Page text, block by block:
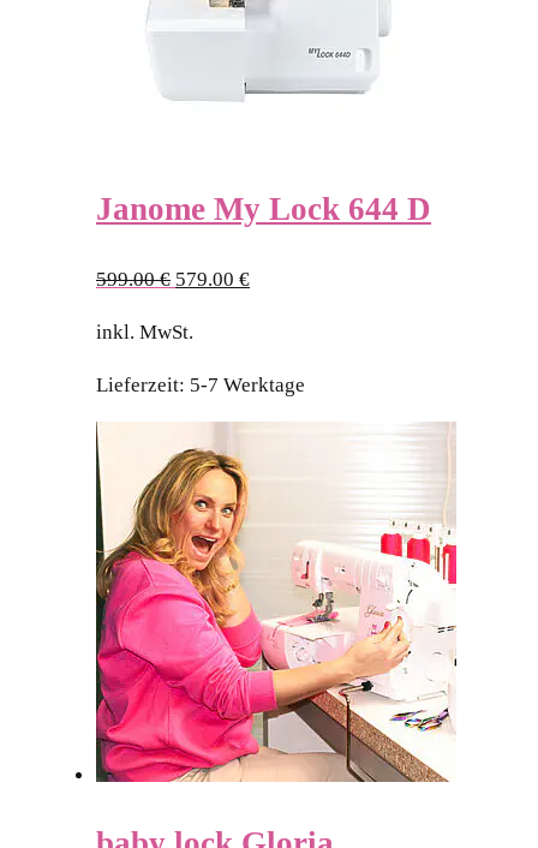
Janome My Lock 644 D
599.00€ Ursprünglicher
war:
599.00 €
579.00 €Aktueller
579.00 €.
inkl. MwSt.
Lieferzeit: 5-7 Werktage